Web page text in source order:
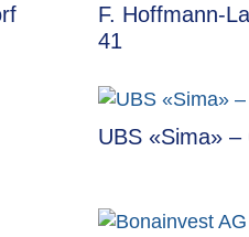
F. Hoffmann-
41
UBS «Sima» –